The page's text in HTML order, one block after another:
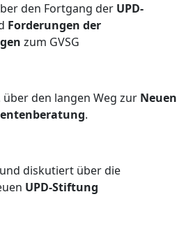
den Fortgang der UPD-
Forderungen der
zum GVSG
über den langen Weg zur Neuen
.
diskutiert über die
UPD-Stiftung